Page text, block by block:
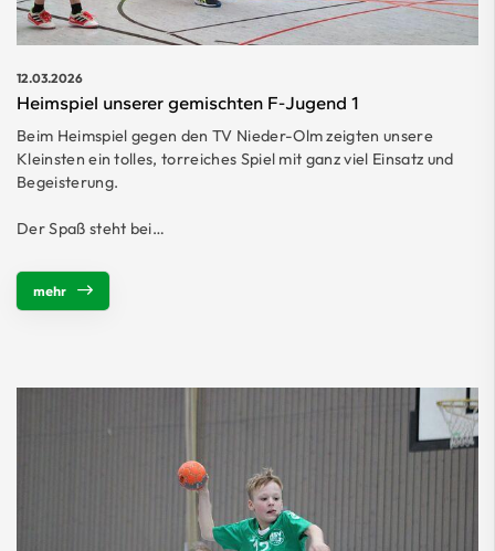
12.03.2026
Heimspiel unserer gemischten F-Jugend 1
Beim Heimspiel gegen den TV Nieder-Olm zeigten unsere
Kleinsten ein tolles, torreiches Spiel mit ganz viel Einsatz und
Begeisterung.
Der Spaß steht bei…
mehr